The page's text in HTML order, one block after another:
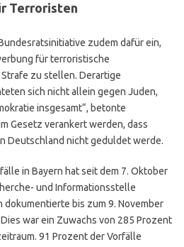
Terroristen
zudem dafür ein,
für terroristische
zu stellen. Derartige
sich nicht allein gegen Juden,
insgesamt“, betonte
Gesetz verankert werden, dass
Deutschland nicht geduldet werde.
in Bayern hat seit dem 7. Oktober
und Informationsstelle
dokumentierte bis zum 9. November
war ein Zuwachs von 285 Prozent
91 Prozent der Vorfälle